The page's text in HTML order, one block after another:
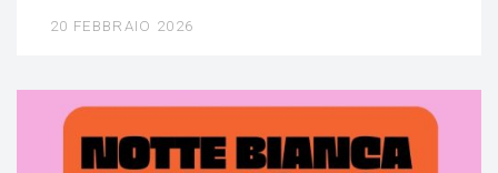
20 FEBBRAIO 2026